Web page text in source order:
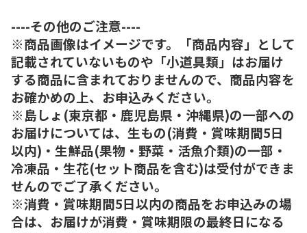
----その他のご注意----
※商品画像はイメージです。「商品内容」として
記載されていないものや「小道具類」はお届け
する商品に含まれておりませんので、商品内容を
お確かめの上、お申込みください。
※島しょ(東京都・鹿児島県・沖縄県)の一部への
お届けについては、生もの(消費・賞味期間5日
以内)・生鮮品(果物・野菜・活魚介類)の一部・
冷凍品・生花(セット商品を含む)は受付ができま
せんのでご了承ください。
※消費・賞味期間5日以内の商品をお申込みの場
合は、お届けが消費・賞味期限の最終日になる